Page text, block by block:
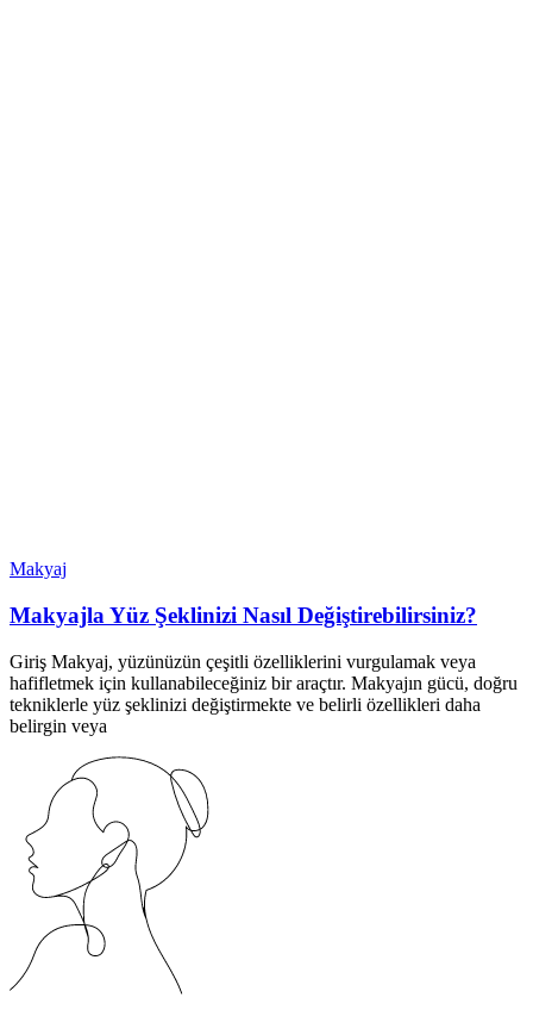
Makyaj
Makyajla Yüz Şeklinizi Nasıl Değiştirebilirsiniz?
Giriş Makyaj, yüzünüzün çeşitli özelliklerini vurgulamak veya
hafifletmek için kullanabileceğiniz bir araçtır. Makyajın gücü, doğru
tekniklerle yüz şeklinizi değiştirmekte ve belirli özellikleri daha
belirgin veya